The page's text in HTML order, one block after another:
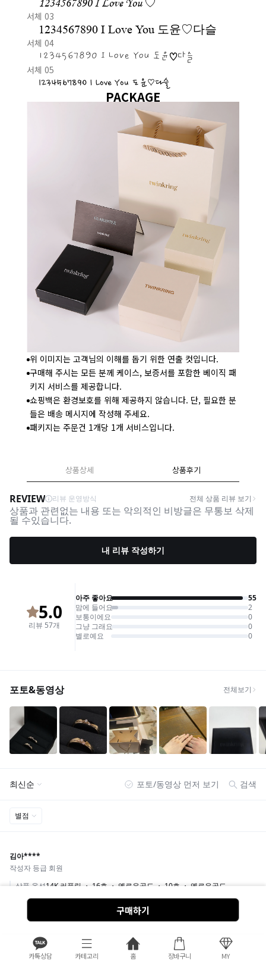
카톡상담 카테고리 홈 장바구니 MY
구매하기
1234567890 I Love You ♡
서체 03
1234567890 I Love You 도윤♡다슬
서체 04
1234567890 I Love You 도윤♡다슬
서체 05
1234567890 I Love You 도윤♡다슬
PACKAGE
위 이미지는 고객님의 이해를 돕기 위한 연출 컷입니다.
구매해 주시는 모든 분께 케이스, 보증서를 포함한 베이직 패
키지 서비스를 제공합니다.
쇼핑백은 환경보호를 위해 제공하지 않습니다. 단, 필요한 분
들은 배송 메시지에 작성해 주세요.
패키지는 주문건 1개당 1개 서비스입니다.
상품상세 상품후기